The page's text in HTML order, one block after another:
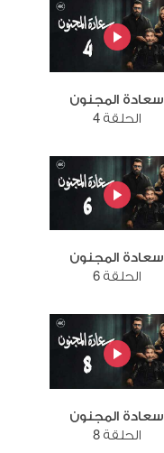
سعادة المجنون
الحلقة 4
سعادة المجنون
الحلقة 6
سعادة المجنون
الحلقة 8